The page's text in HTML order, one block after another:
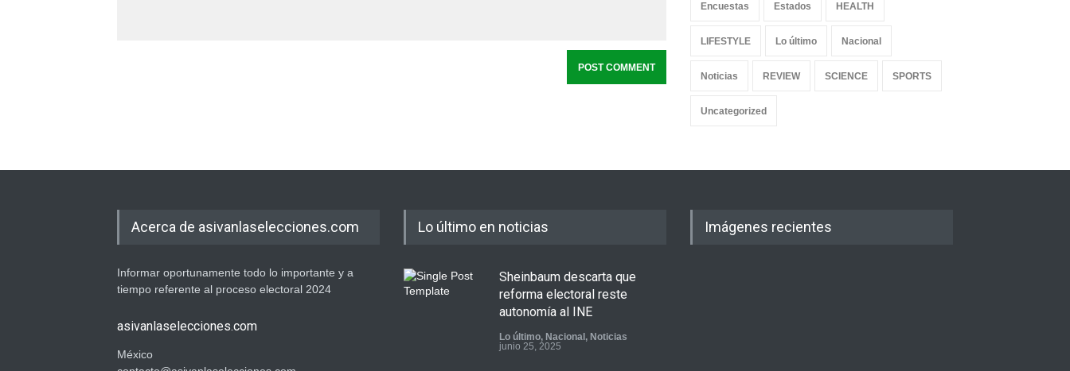
Encuestas Estados HEALTH
LIFESTYLE Lo último Nacional
Noticias REVIEW SCIENCE SPORTS
Uncategorized
Acerca de asivanlaselecciones.com
Informar oportunamente todo lo importante y a
tiempo referente al proceso electoral 2024
asivanlaselecciones.com
México
Lo último en noticias
Sheinbaum descarta que
reforma electoral reste
autonomía al INE
Lo último, Nacional , Noticias
junio 25, 2025
Imágenes recientes